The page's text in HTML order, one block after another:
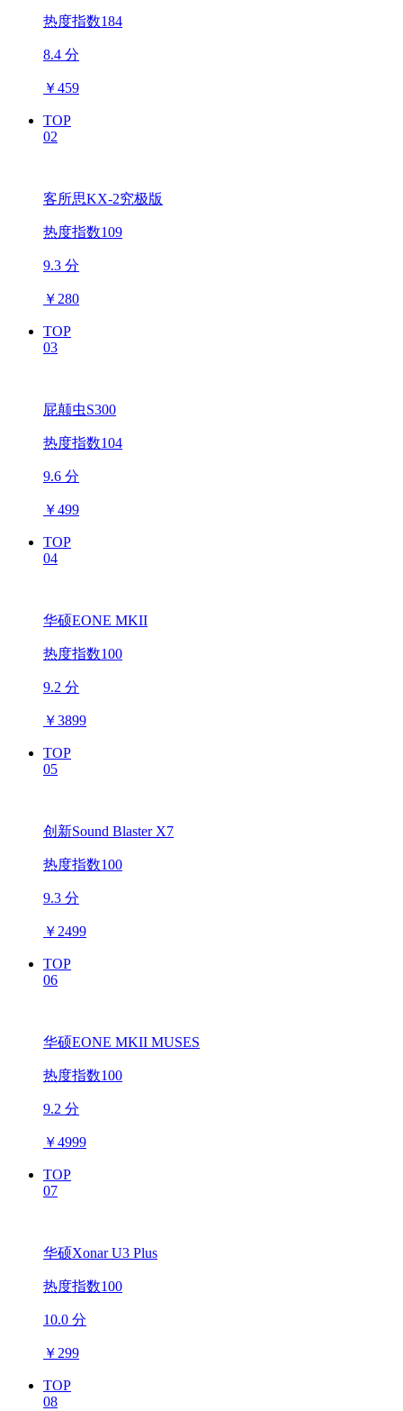
热度指数184
8.4 分
￥459
TOP
02
客所思KX-2究极版
热度指数109
9.3 分
￥ 280
TOP
03
屁颠虫S300
热度指数104
9.6 分
￥499
TOP
04
华硕EONE MKII
热度指数100
9.2 分
￥3899
TOP
05
创新Sound Blaster X7
热度指数100
9.3 分
￥ 2499
TOP
06
华硕EONE MKII MUSES
热度指数100
9.2 分
￥4999
TOP
07
华硕Xonar U3 Plus
热度指数100
10.0 分
￥ 299
TOP
08